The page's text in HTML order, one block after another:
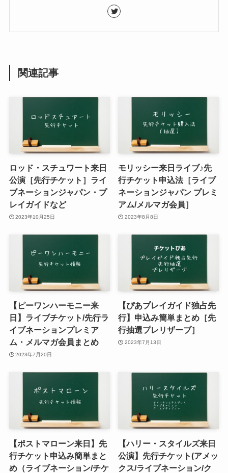
関連記事
ロッド・スチュワート来日
公演［先行チケット］ライ
ブネーションジャパン・プ
レイガイドなど
2023年10月25日
モリッシー来日ライブ♪先
行チケット申込法［ライブ
ネーションジャパン プレミ
アム/メルマガ会員］
2023年8月8日
【ピーワンハーモニー来
日】ライブチケット/先行ラ
イブネーションプレミア
ム・メルマガ会員まとめ
2023年7月20日
【ぴあプレイガイド独占先
行】申込み簡単まとめ［先
行抽選プレリザーブ］
2023年7月13日
【ポストマローン来日】先
行チケット申込み簡単まと
め（ライブネーション/チケ
【ハリー・スタイルズ来日
公演】先行チケット(アメッ
クス/ライブネーション/ク